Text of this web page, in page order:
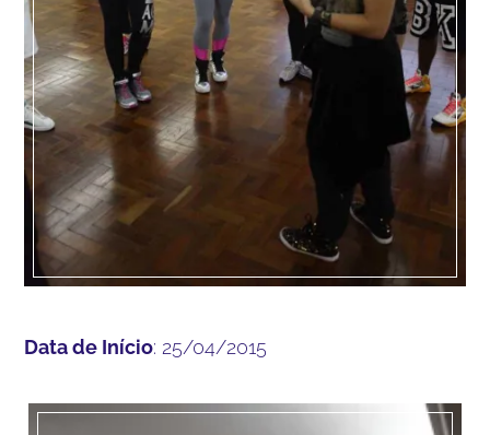
Data de Início: 25/04/2015